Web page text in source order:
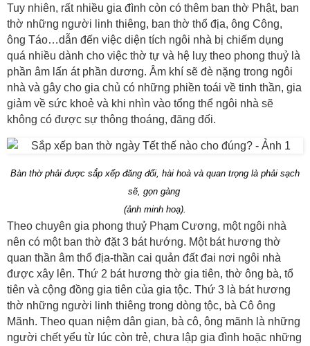
Tuy nhiên, rất nhiều gia đình còn có thêm ban thờ Phật, ban
thờ những người linh thiêng, ban thờ thổ địa, ông Công,
ông Táo…dẫn đến việc diện tích ngôi nhà bị chiếm dụng
quá nhiều dành cho việc thờ tự và hệ luỵ theo phong thuỷ là
phần âm lấn át phần dương. Âm khí sẽ đè nặng trong ngôi
nhà và gây cho gia chủ có những phiền toái về tinh thần, gia
giảm về sức khoẻ và khi nhìn vào tổng thể ngôi nhà sẽ
không có được sự thông thoáng, đăng đối.
Bàn thờ phải được sắp xếp đăng đối, hài hoà và quan trọng là phải sạch
sẽ, gọn gàng
(ảnh minh hoạ).
Theo chuyên gia phong thuỷ Phạm Cương, một ngôi nhà
nên có một ban thờ đặt 3 bát hướng. Một bát hương thờ
quan thần âm thổ địa-thần cai quản đất đai nơi ngôi nhà
được xây lên. Thứ 2 bát hương thờ gia tiên, thờ ông bà, tổ
tiên và cộng đồng gia tiên của gia tộc. Thứ 3 là bát hương
thờ những người linh thiêng trong dòng tộc, bà Cô ông
Mãnh. Theo quan niệm dân gian, bà cô, ông mãnh là những
người chết yểu từ lúc còn trẻ, chưa lập gia đình hoặc những